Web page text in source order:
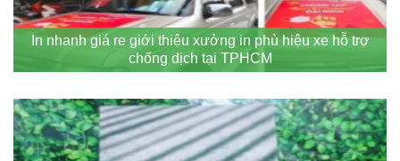
In nhanh giá re giới thiệu xưởng in phù hiệu xe hỗ trợ
chống dịch tại TPHCM